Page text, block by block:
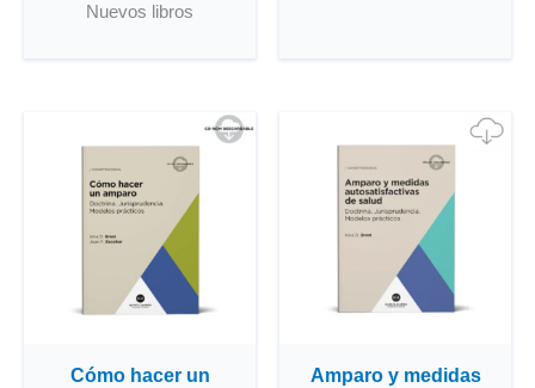
Nuevos libros
Cómo hacer un
Amparo y medidas